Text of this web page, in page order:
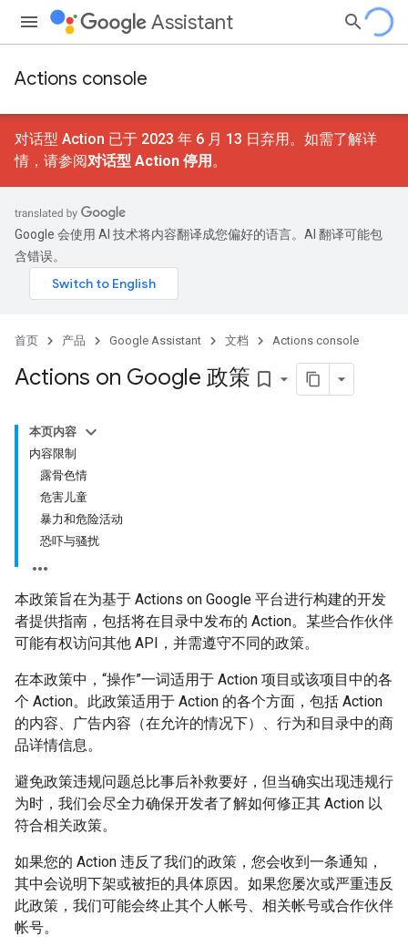
Assistant
Actions console
对话型 Action 已于 2023 年 6 月 13 日弃用。如需了解详
情，请参阅对话型 Action 停用 。
Google 会使用 AI 技术将内容翻译成您偏好的语言。AI 翻译可能包
含错误。
首页 产品 Google Assistant 文档 Actions console
Actions on Google 政策 bookmark_border
本页内容
内容限制
露骨色情
危害儿童
暴力和危险活动
恐吓与骚扰
本政策旨在为基于 Actions on Google 平台进行构建的开发
者提供指南，包括将在目录中发布的 Action。某些合作伙伴
可能有权访问其他 API，并需遵守不同的政策。
在本政策中，“操作”一词适用于 Action 项目或该项目中的各
个 Action。此政策适用于 Action 的各个方面，包括 Action
的内容、广告内容（在允许的情况下）、行为和目录中的商
品详情信息。
避免政策违规问题总比事后补救要好，但当确实出现违规行
为时，我们会尽全力确保开发者了解如何修正其 Action 以
符合相关政策。
如果您的 Action 违反了我们的政策，您会收到一条通知，
其中会说明下架或被拒的具体原因。如果您屡次或严重违反
此政策，我们可能会终止其个人帐号、相关帐号或合作伙伴
帐号。